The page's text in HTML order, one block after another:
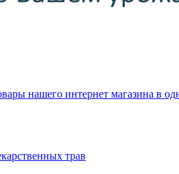
нашего интернет магазина в
трав